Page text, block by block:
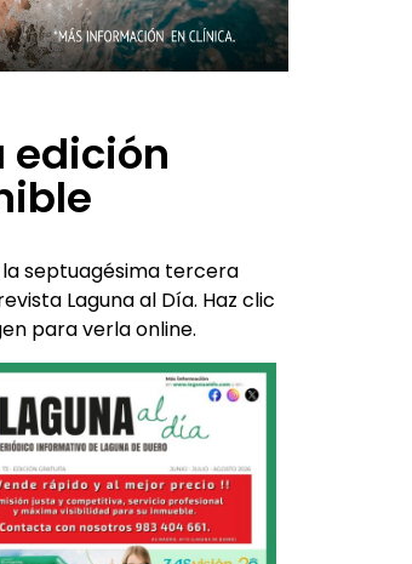
edición
septuagésima tercera
Laguna al Día. Haz clic
para verla online.